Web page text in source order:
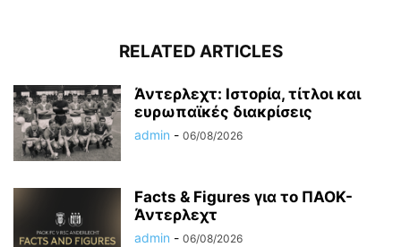
RELATED ARTICLES
Άντερλεχτ: Ιστορία, τίτλοι και
ευρωπαϊκές διακρίσεις
admin - 06/08/2026
Facts & Figures για το ΠΑΟΚ-
Άντερλεχτ
admin - 06/08/2026